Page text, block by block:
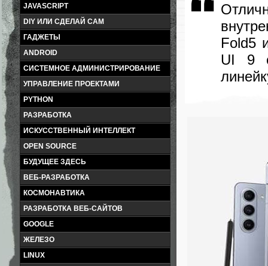
JAVASCRIPT
DIY ИЛИ СДЕЛАЙ САМ
ГАДЖЕТЫ
ANDROID
СИСТЕМНОЕ АДМИНИСТРИРОВАНИЕ
УПРАВЛЕНИЕ ПРОЕКТАМИ
PYTHON
РАЗРАБОТКА
ИСКУССТВЕННЫЙ ИНТЕЛЛЕКТ
OPEN SOURCE
БУДУЩЕЕ ЗДЕСЬ
ВЕБ-РАЗРАБОТКА
КОСМОНАВТИКА
РАЗРАБОТКА ВЕБ-САЙТОВ
GOOGLE
ЖЕЛЕЗО
LINUX
Fold5
UI 9